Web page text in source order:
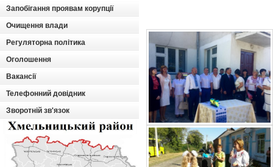
Запобігання проявам корупції
Очищення влади
Регуляторна політика
Оголошення
Вакансії
Телефонний довідник
Зворотній зв'язок